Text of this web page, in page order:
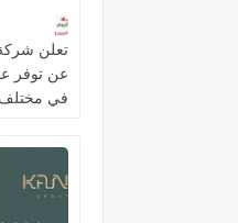
تعلن
عن توفر
في